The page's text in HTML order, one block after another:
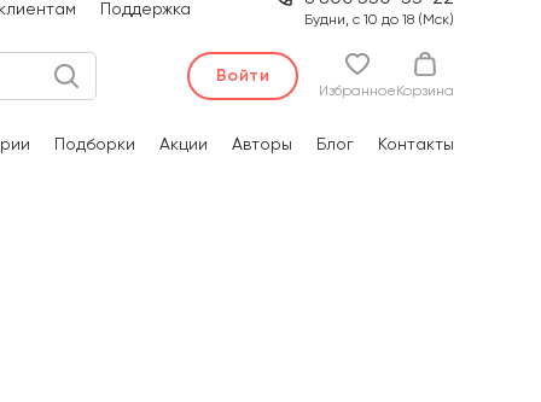
Поддержка
Будни, с 10 до 18 (Мск)
Войти
Избранное Корзина
Подборки Акции Авторы Блог Контакты